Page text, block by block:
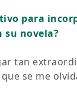
para
su novela?
tan
se me